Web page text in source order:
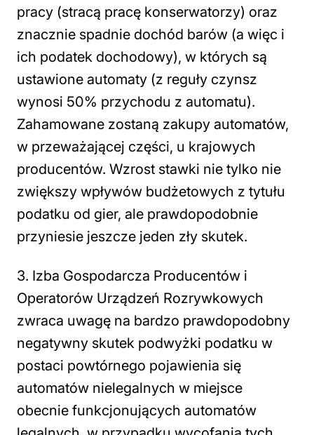
pracy (stracą pracę konserwatorzy) oraz
znacznie spadnie dochód barów (a więc i
ich podatek dochodowy), w których są
ustawione automaty (z reguły czynsz
wynosi 50% przychodu z automatu).
Zahamowane zostaną zakupy automatów,
w przeważającej części, u krajowych
producentów. Wzrost stawki nie tylko nie
zwiększy wpływów budżetowych z tytułu
podatku od gier, ale prawdopodobnie
przyniesie jeszcze jeden zły skutek.
3. Izba Gospodarcza Producentów i
Operatorów Urządzeń Rozrywkowych
zwraca uwagę na bardzo prawdopodobny
negatywny skutek podwyżki podatku w
postaci powtórnego pojawienia się
automatów nielegalnych w miejsce
obecnie funkcjonujących automatów